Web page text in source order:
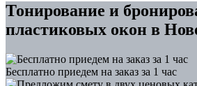
Тонирование и
пластиковых окон в
Бесплатно приедем на заказ за 1 час